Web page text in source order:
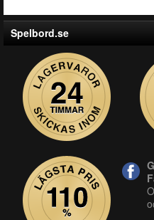
Spelbord.se